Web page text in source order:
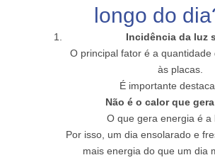
longo do
Incidência da luz
O principal fator é a quantidade
às placas.
É importante
Não é o calor que
O que gera energia é a
Por isso, um dia ensolarado e
mais energia do que um dia